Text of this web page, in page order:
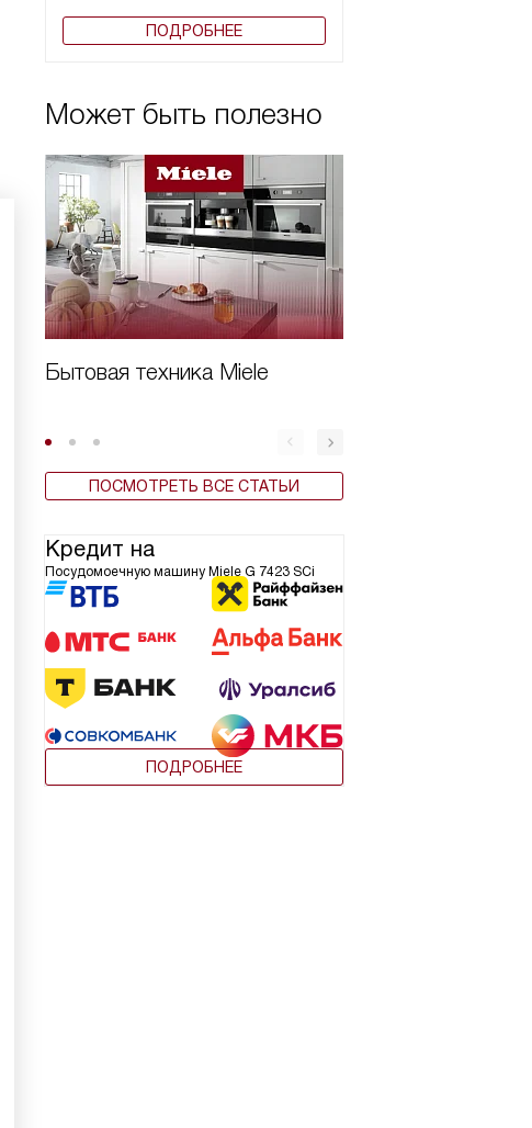
ПОДРОБНЕЕ
Может быть полезно
Бытовая техника Miele
ПОСМОТРЕТЬ ВСЕ СТАТЬИ
Кредит на
Посудомоечную машину Miele G 7423 SCi
ПОДРОБНЕЕ